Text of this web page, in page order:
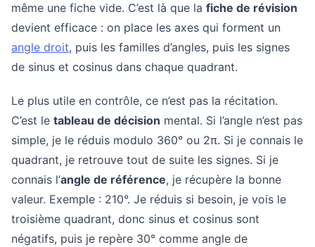
même une fiche vide. C’est là que la fiche de révision
devient efficace : on place les axes qui forment un
angle droit, puis les familles d’angles, puis les signes
de sinus et cosinus dans chaque quadrant.
Le plus utile en contrôle, ce n’est pas la récitation.
C’est le tableau de décision mental. Si l’angle n’est pas
simple, je le réduis modulo 360° ou 2π. Si je connais le
quadrant, je retrouve tout de suite les signes. Si je
connais l’angle de référence, je récupère la bonne
valeur. Exemple : 210°. Je réduis si besoin, je vois le
troisième quadrant, donc sinus et cosinus sont
négatifs, puis je repère 30° comme angle de